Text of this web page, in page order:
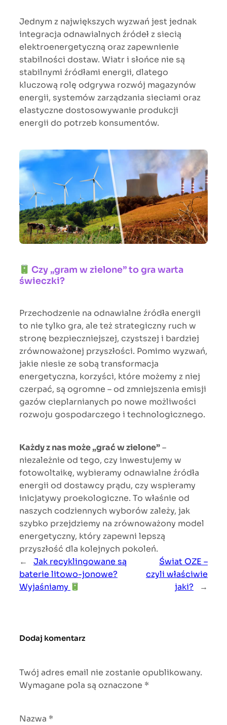
Jednym z największych wyzwań jest jednak
integracja odnawialnych źródeł z siecią
elektroenergetyczną oraz zapewnienie
stabilności dostaw. Wiatr i słońce nie są
stabilnymi źródłami energii, dlatego
kluczową rolę odgrywa rozwój magazynów
energii, systemów zarządzania sieciami oraz
elastyczne dostosowywanie produkcji
energii do potrzeb konsumentów.
Czy „gram w zielone” to gra warta
świeczki?
Przechodzenie na odnawialne źródła energii
to nie tylko gra, ale też strategiczny ruch w
stronę bezpieczniejszej, czystszej i bardziej
zrównoważonej przyszłości. Pomimo wyzwań,
jakie niesie ze sobą transformacja
energetyczna, korzyści, które możemy z niej
czerpać, są ogromne – od zmniejszenia emisji
gazów cieplarnianych po nowe możliwości
rozwoju gospodarczego i technologicznego.
Każdy z nas może „grać w zielone”–
niezależnie od tego, czy inwestujemy w
fotowoltaikę, wybieramy odnawialne źródła
energii od dostawcy prądu, czy wspieramy
inicjatywy proekologiczne. To właśnie od
naszych codziennych wyborów zależy, jak
szybko przejdziemy na zrównoważony model
energetyczny, który zapewni lepszą
przyszłość dla kolejnych pokoleń.
←
Jak recyklingowane są
baterie litowo-jonowe?
Wyjaśniamy
Świat OZE –
czyli właściwie
jaki?
→
Dodaj komentarz
Twój adres email nie zostanie opublikowany.
Wymagane pola są oznaczone *
Nazwa *